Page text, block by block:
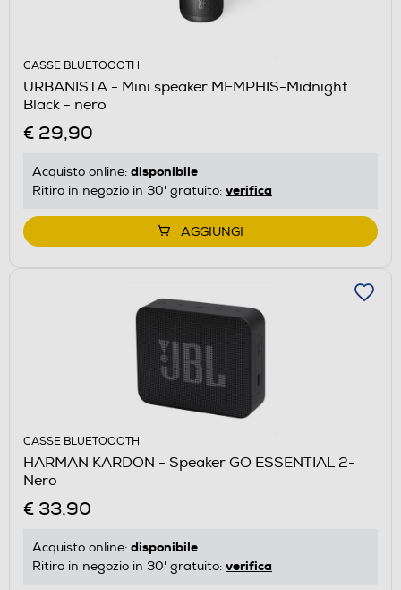
CASSE BLUETOOOTH
URBANISTA - Mini speaker MEMPHIS-Midnight
Black - nero
€ 29,90
Acquisto online: disponibile
Ritiro in negozio in 30' gratuito: verifica
AGGIUNGI
CASSE BLUETOOOTH
HARMAN KARDON - Speaker GO ESSENTIAL 2-
Nero
€ 33,90
Acquisto online: disponibile
Ritiro in negozio in 30' gratuito: verifica